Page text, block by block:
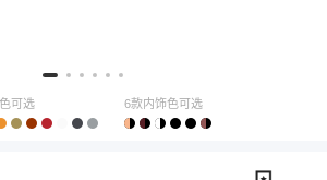
可选 6款内饰色可选